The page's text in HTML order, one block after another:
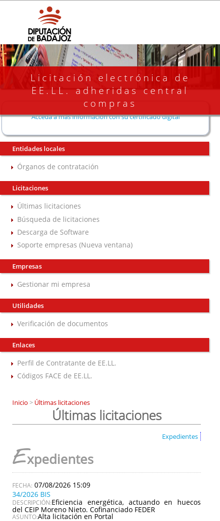
Licitación electrónica de
EE.LL. adheridas central
compras
Acceda a más información con su certificado digital
Entidades locales
Órganos de contratación
Licitaciones
Últimas licitaciones
Búsqueda de licitaciones
Descarga de Software
Soporte empresas (Nueva ventana)
Empresas
Gestionar mi empresa
Utilidades
Verificación de documentos
Enlaces
Perfil de Contratante de EE.LL.
Códigos FACE de EE.LL.
Inicio > Últimas licitaciones
Últimas licitaciones
Expedientes
Expedientes
07/08/2026 15:09
34/2026 BIS
DESCRIPCIÓN:Eficiencia energética, actuando en huecos
del CEIP Moreno Nieto. Cofinanciado FEDER
ASUNTO:Alta licitación en Portal